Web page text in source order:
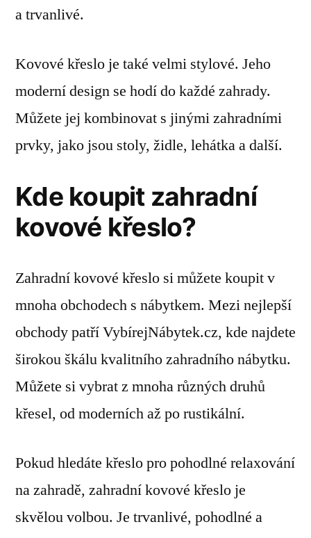
a trvanlivé.
Kovové křeslo je také velmi stylové. Jeho
moderní design se hodí do každé zahrady.
Můžete jej kombinovat s jinými zahradními
prvky, jako jsou stoly, židle, lehátka a další.
Kde koupit zahradní
kovové křeslo?
Zahradní kovové křeslo si můžete koupit v
mnoha obchodech s nábytkem. Mezi nejlepší
obchody patří VybírejNábytek.cz, kde najdete
širokou škálu kvalitního zahradního nábytku.
Můžete si vybrat z mnoha různých druhů
křesel, od moderních až po rustikální.
Pokud hledáte křeslo pro pohodlné relaxování
na zahradě, zahradní kovové křeslo je
skvělou volbou. Je trvanlivé, pohodlné a